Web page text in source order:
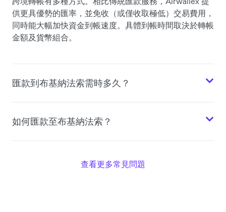
供更具優勢的匯率，並免收（或僅收取極低）交易費用，
同時能大幅加快資金到帳速度。具體到帳時間取決於轉帳
金額及貨幣組合。
匯款到布基納法索需時多久？
如何匯款至布基納法索？
查看更多常見問題